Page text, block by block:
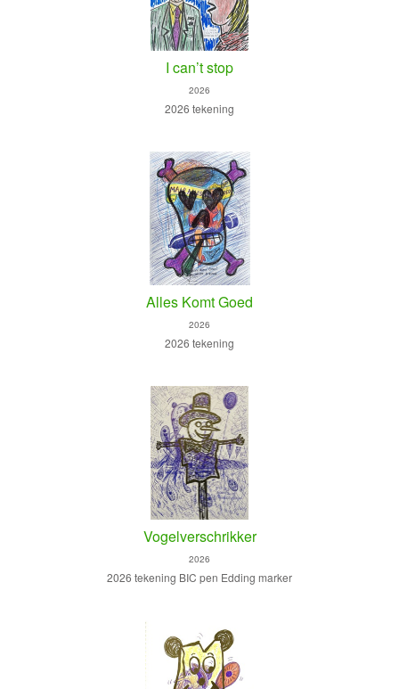
I can’t stop
2026
2026 tekening
Alles Komt Goed
2026
2026 tekening
Vogelverschrikker
2026
2026 tekening BIC pen Edding marker